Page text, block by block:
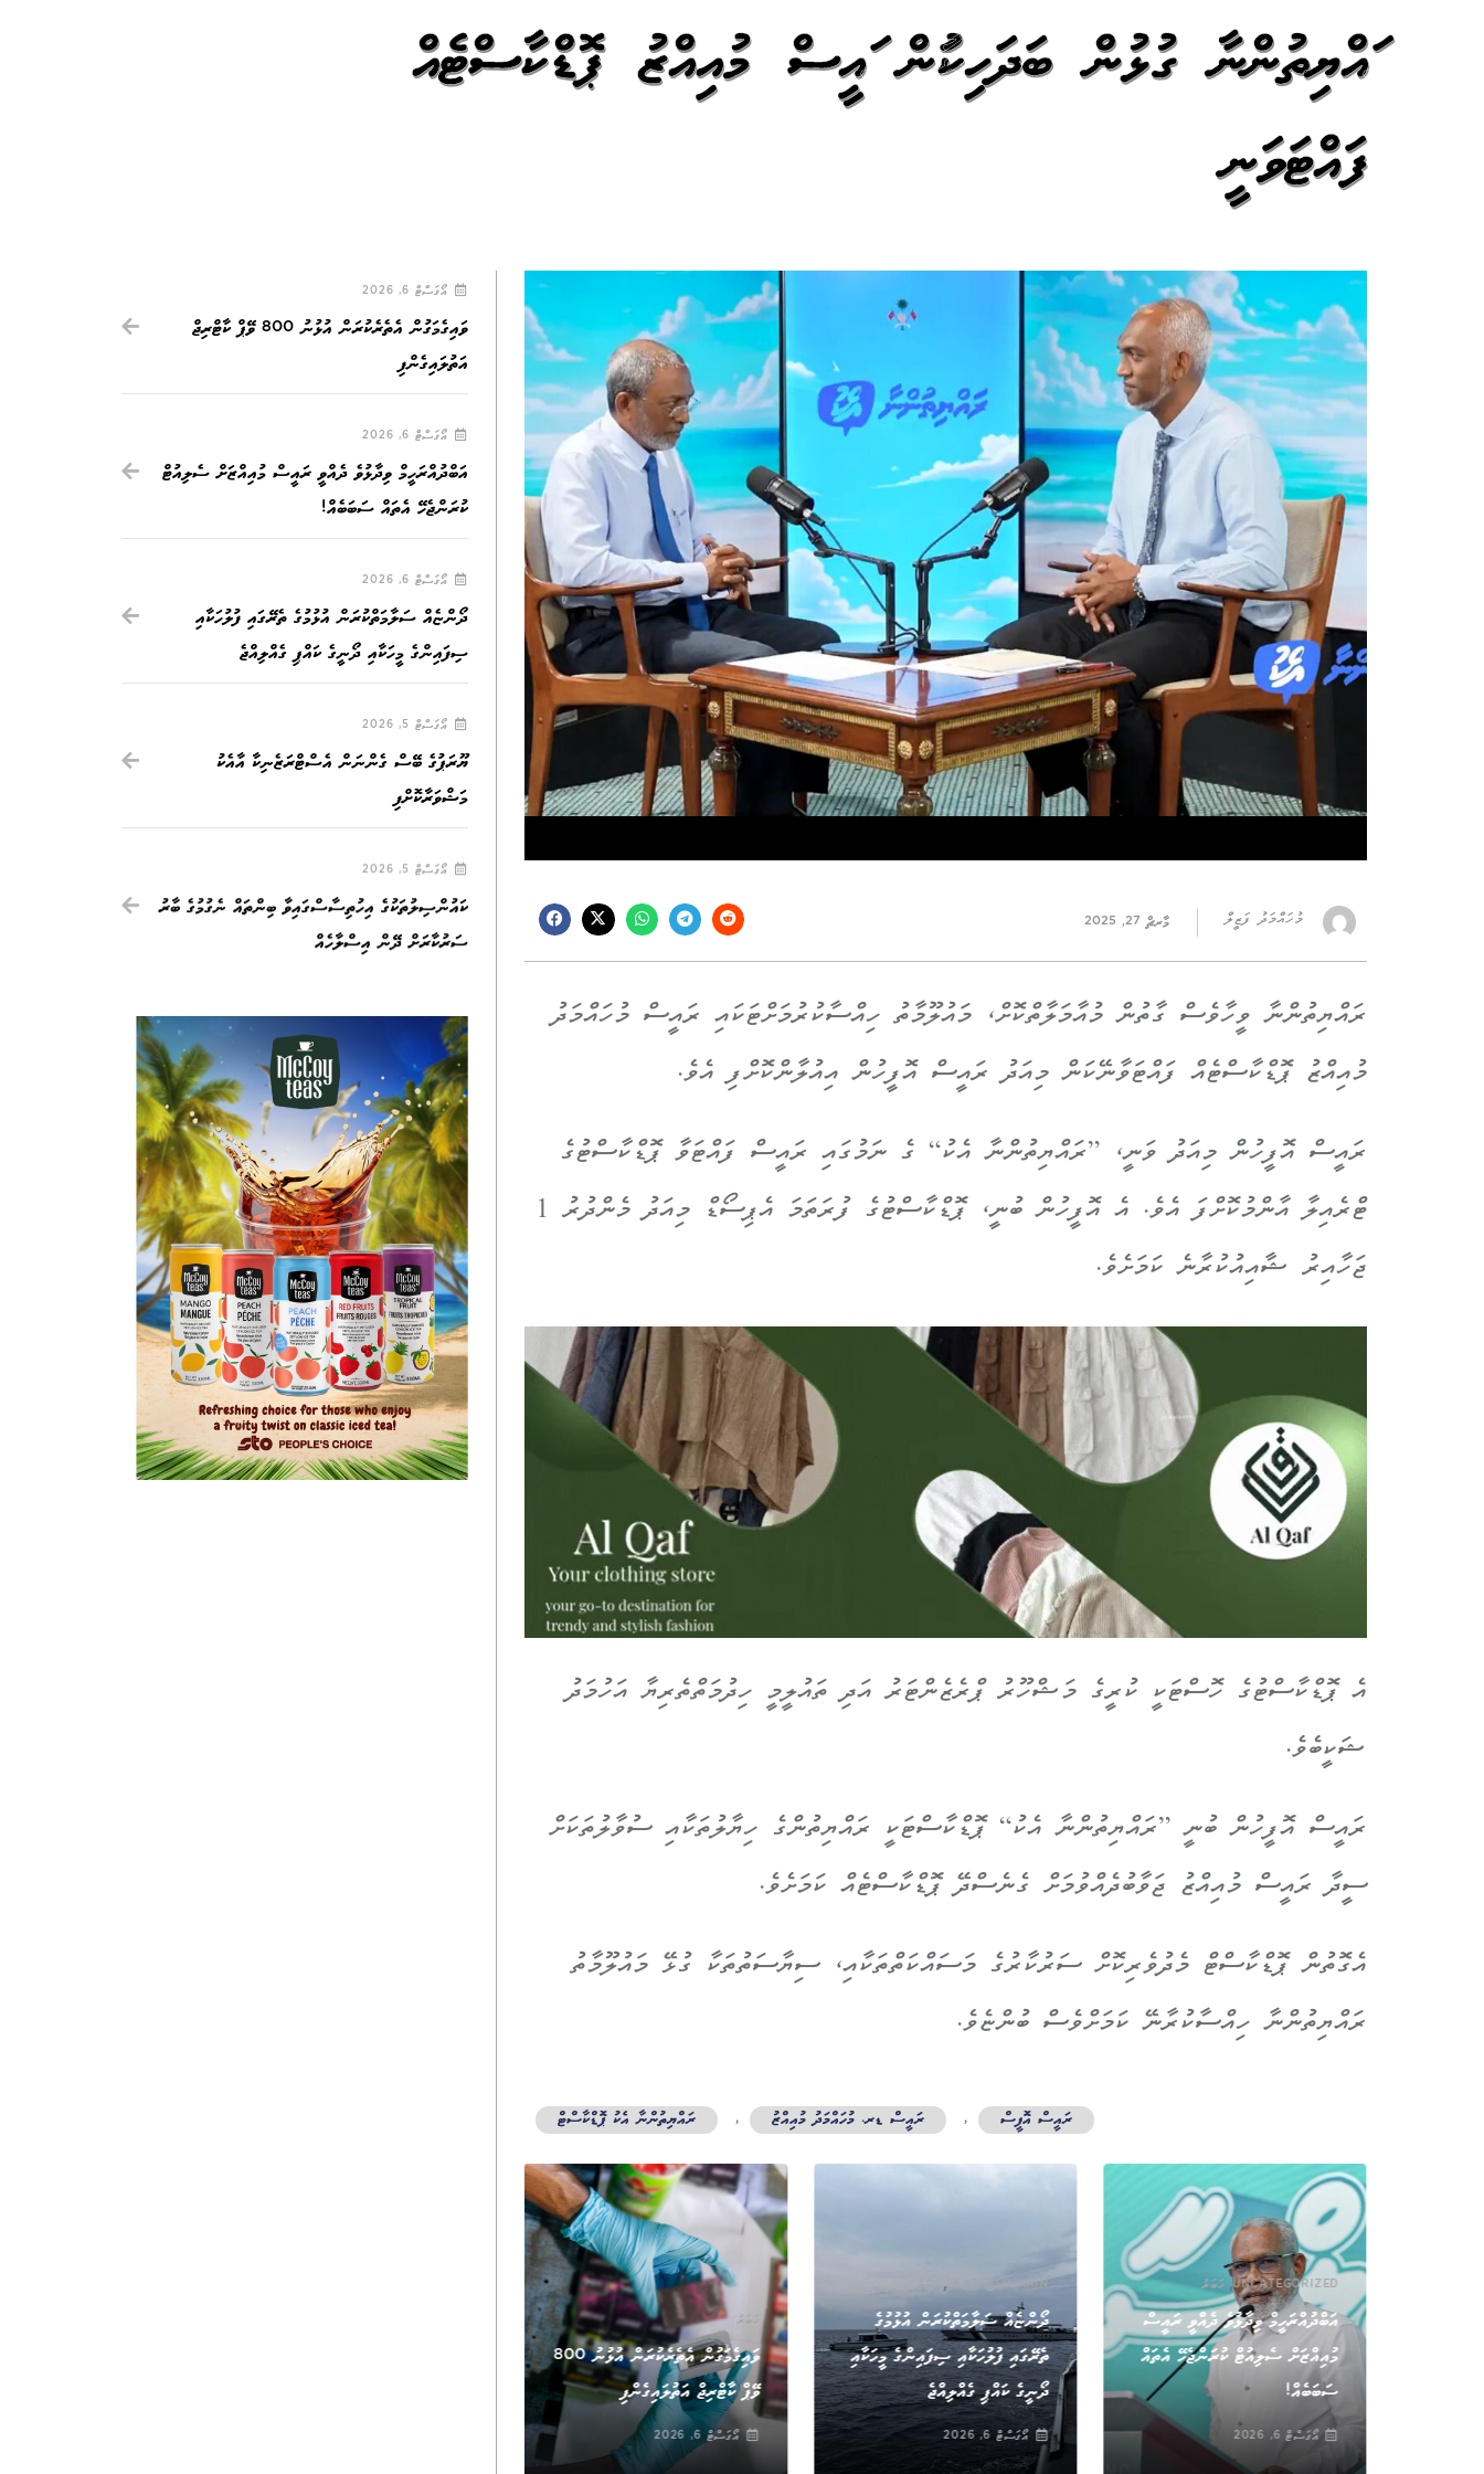
ރައްޔިތުންނާ ގުޅުން ބަދަހިކުރަން ރައީސް މުއިއްޒު ޕޮޑްކާސްޓެއް
ފައްޓަވަނީ
މުހައްމަދު ފަޒީލް މާރޗް 27, 2025
ރައްޔިތުންނާ ވީހާވެސް ގާތުން މުއާމަލާތްކޮށް، މައުލޫމާތު ހިއްސާކުރުމަށްޓަކައި ރައީސް މުހައްމަދު
މުއިއްޒު ޕޮޑްކާސްޓެއް ފައްޓަވާނޭކަން މިއަދު ރައީސް އޮފީހުން އިއުލާންކޮށްފި އެވެ.
ރައީސް އޮފީހުން މިއަދު ވަނީ، ”ރައްޔިތުންނާ އެކު“ ގެ ނަމުގައި ރައީސް ފައްޓަވާ ޕޮޑްކާސްޓުގެ
ޓްރެއިލާ އާންމުކޮށްފަ އެވެ. އެ އޮފީހުން ބުނީ، ޕޮޑްކާސްޓުގެ ފުރަތަމަ އެޕިސޯޑް މިއަދު މެންދުރު 1
ޖަހާއިރު ޝާއިއުކުރާނެ ކަމަށެވެ.
އެ ޕޮޑްކާސްޓުގެ ހޮސްޓަކީ ކުރީގެ މަޝްހޫރު ޕްރެޒެންޓަރު އަދި ތައުލީމީ ހިދުމަތްތެރިޔާ އަހުމަދު
ޝަކީބެވެ.
ރައީސް އޮފީހުން ބުނީ ”ރައްޔިތުންނާ އެކު“ ޕޮޑްކާސްޓަކީ ރައްޔިތުންގެ ހިޔާލުތަކާއި ސުވާލުތަކަށް
ސީދާ ރައީސް މުއިއްޒު ޖަވާބުދެއްވުމަށް ގެނެސްދޭ ޕޮޑްކާސްޓެއް ކަމަށެވެ.
އެގޮތުން ޕޮޑްކާސްޓް މެދުވެރިކޮށް ސަރުކާރުގެ މަސައްކަތްތަކާއި، ސިޔާސަތުތަކާ ގުޅޭ މައުލޫމާތު
ރައްޔިތުންނާ ހިއްސާކުރާނޭ ކަމަށްވެސް ބުންޏެވެ.
ރައީސް އޮފީސް , ރައީސް ޑރ. މުހައްމަދު މުއިއްޒު , ރައްޔިތުންނާ އެކު ޕޮޑްކާސްޓް
UNCATEGORIZED
, ޚަބަރު
އަބްދުއްރަހީމް ވިދާޅުވެ ދެއްވީ ރައީސް
މުއިއްޒަށް ސެލިއުޓް ކުރަންޖެހޭ އެތައް
ސަބަބެއް!
އޯގަސްޓް 6, 2026
FEATURED MAIN
,
ދޯންޏެއް ސަލާމަތްކުރަން އުޅުމުގެ
ތެރޭގައި ފުލުހަކާއި ސިފައިންގެ މީހަކާއި
ދޯނީގެ ކައްޕި ގެއްލިއްޖެ
އޯގަސްޓް 6, 2026
ޚަބަރު
ވައިގެމަގުން އެތެރެކުރަން އުޅުނު 800
ވޭޕް ކާޓްރިޖް އަތުލައިގެންފި
އޯގަސްޓް 6, 2026
އޯގަސްޓް 6, 2026
ވައިގެމަގުން އެތެރެކުރަން އުޅުނު 800 ވޭޕް ކާޓްރިޖް
އަތުލައިގެންފި
އޯގަސްޓް 6, 2026
އަބްދުއްރަހީމް ވިދާޅުވެ ދެއްވީ ރައީސް މުއިއްޒަށް ސެލިއުޓް
ކުރަންޖެހޭ އެތައް ސަބަބެއް!
އޯގަސްޓް 6, 2026
ދޯންޏެއް ސަލާމަތްކުރަން އުޅުމުގެ ތެރޭގައި ފުލުހަކާއި
ސިފައިންގެ މީހަކާއި ދޯނީގެ ކައްޕި ގެއްލިއްޖެ
އޯގަސްޓް 5, 2026
ޔޫރަޕުގެ ބޭސް ގެންނަން އެސްޓްރަޒެނިކާ އާއެކު
މަޝްވަރާކޮށްފި
އޯގަސްޓް 5, 2026
ކައުންސިލުތަކުގެ އިހުތިސާސްގައިވާ ބިންތައް ނެގުމުގެ ބާރު
ސަރުކާރަށް ދޭން އިސްލާހެއް